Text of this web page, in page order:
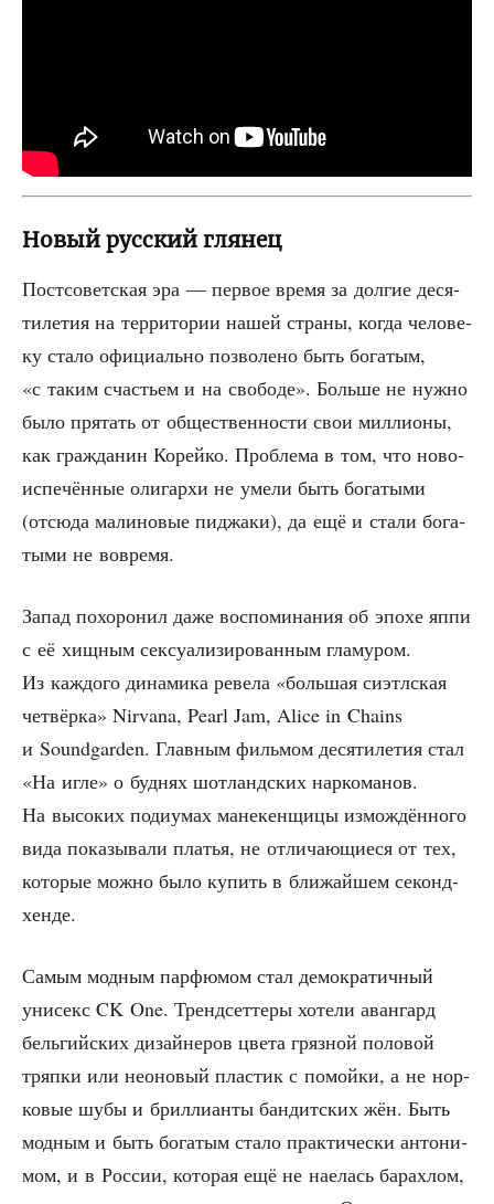
Новый русский глянец
Пост­со­вет­ская эра — пер­вое вре­мя за дол­гие деся­
ти­ле­тия на тер­ри­то­рии нашей стра­ны, когда чело­ве­
ку ста­ло офи­ци­аль­но поз­во­ле­но быть бога­тым,
«с таким сча­стьем и на сво­бо­де». Боль­ше не нуж­но
было пря­тать от обще­ствен­но­сти свои мил­ли­о­ны,
как граж­да­нин Корей­ко. Про­бле­ма в том, что ново­
ис­пе­чён­ные оли­гар­хи не уме­ли быть бога­ты­ми
(отсю­да мали­но­вые пиджа­ки), да ещё и ста­ли бога­
ты­ми не вовремя.
Запад похо­ро­нил даже вос­по­ми­на­ния об эпо­хе яппи
с её хищ­ным сек­су­а­ли­зи­ро­ван­ным гла­му­ром.
Из каж­до­го дина­ми­ка реве­ла «боль­шая сиэтл­ская
чет­вёр­ка» Nirvana, Pearl Jam, Alice in Chains
и Soundgarden. Глав­ным филь­мом деся­ти­ле­тия стал
«На игле» о буд­нях шот­ланд­ских нар­ко­ма­нов.
На высо­ких поди­у­мах мане­кен­щи­цы измож­дён­но­го
вида пока­зы­ва­ли пла­тья, не отли­ча­ю­щи­е­ся от тех,
кото­рые мож­но было купить в бли­жай­шем секонд-
хенде.
Самым мод­ным пар­фю­мом стал демо­кра­тич­ный
уни­секс CK One. Тренд­сет­те­ры хоте­ли аван­гард
бель­гий­ских дизай­не­ров цве­та гряз­ной поло­вой
тряп­ки или нео­но­вый пла­стик с помой­ки, а не нор­
ко­вые шубы и брил­ли­ан­ты бан­дит­ских жён. Быть
мод­ным и быть бога­тым ста­ло прак­ти­че­ски анто­ни­
мом, и в Рос­сии, кото­рая ещё не наелась барах­лом,